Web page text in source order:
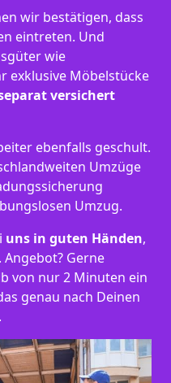
wir bestätigen, dass
eintreten. Und
wie
exklusive Möbelstücke
versichert
ebenfalls geschult.
Umzüge
Umzug.
uns in guten Händen,
Gerne
von nur 2 Minuten ein
genau nach Deinen